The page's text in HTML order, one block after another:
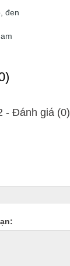
đen
- Ðánh giá (0)